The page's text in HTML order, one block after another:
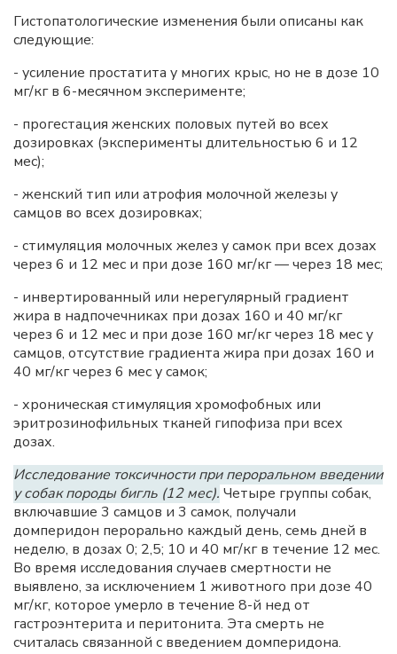
Гистопатологические изменения были описаны как
следующие:
- усиление простатита у многих крыс, но не в дозе 10
мг/кг в 6-месячном эксперименте;
- прогестация женских половых путей во всех
дозировках (эксперименты длительностью 6 и 12
мес);
- женский тип или атрофия молочной железы у
самцов во всех дозировках;
- стимуляция молочных желез у самок при всех дозах
через 6 и 12 мес и при дозе 160 мг/кг — через 18 мес;
- инвертированный или нерегулярный градиент
жира в надпочечниках при дозах 160 и 40 мг/кг
через 6 и 12 мес и при дозе 160 мг/кг через 18 мес у
самцов, отсутствие градиента жира при дозах 160 и
40 мг/кг через 6 мес у самок;
- хроническая стимуляция хромофобных или
эритрозинофильных тканей гипофиза при всех
дозах.
Исследование токсичности при пероральном введении
у собак породы бигль (12 мес). Четыре группы собак,
включавшие 3 самцов и 3 самок, получали
домперидон перорально каждый день, семь дней в
неделю, в дозах 0; 2,5; 10 и 40 мг/кг в течение 12 мес.
Во время исследования случаев смертности не
выявлено, за исключением 1 животного при дозе 40
мг/кг, которое умерло в течение 8-й нед от
гастроэнтерита и перитонита. Эта смерть не
считалась связанной с введением домперидона.